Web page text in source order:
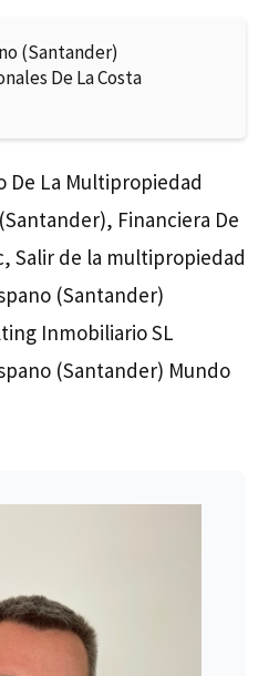
(Santander)
De La Costa
De La Multipropiedad
, Financiera De
, Salir de la multipropiedad
(Santander)
Inmobiliario SL
(Santander) Mundo